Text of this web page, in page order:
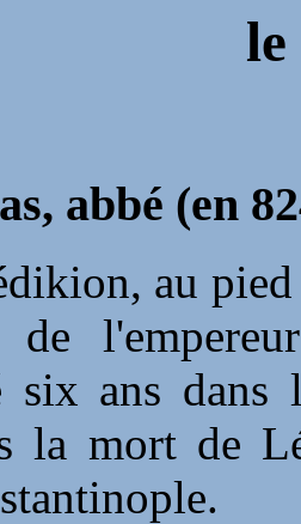
abbé (en
au
six ans
la mort de